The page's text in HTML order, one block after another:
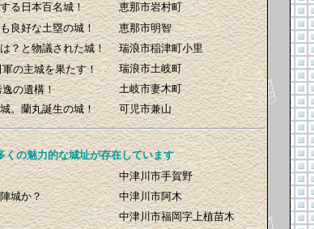
る日本百名城！ 恵那市岩村町
良好な土塁の城！ 恵那市明智
？と物議された城！ 瑞浪市稲津町小里
の主城を果たす！ 瑞浪市土岐町
の遺構！ 土岐市妻木町
。蘭丸誕生の城！ 可児市兼山
の魅力的な城址が存在しています
中津川市手賀野
城か？ 中津川市阿木
中津川市福岡字上植苗木